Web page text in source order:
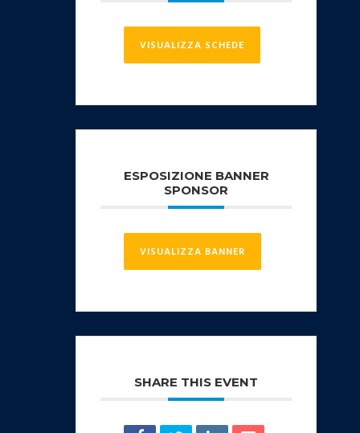
VISUALIZZA SCHEDE
ESPOSIZIONE BANNER
SPONSOR
VISUALIZZA BANNER
SHARE THIS EVENT